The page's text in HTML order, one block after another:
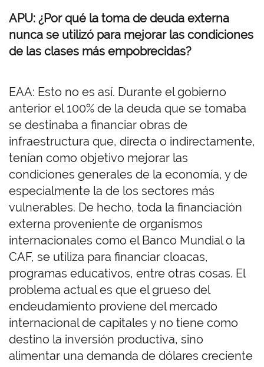
APU: ¿Por qué la toma de deuda externa
nunca se utilizó para mejorar las condiciones
de las clases más empobrecidas?
EAA: Esto no es así. Durante el gobierno
anterior el 100% de la deuda que se tomaba
se destinaba a financiar obras de
infraestructura que, directa o indirectamente,
tenían como objetivo mejorar las
condiciones generales de la economía, y de
especialmente la de los sectores más
vulnerables. De hecho, toda la financiación
externa proveniente de organismos
internacionales como el Banco Mundial o la
CAF, se utiliza para financiar cloacas,
programas educativos, entre otras cosas. El
problema actual es que el grueso del
endeudamiento proviene del mercado
internacional de capitales y no tiene como
destino la inversión productiva, sino
alimentar una demanda de dólares creciente